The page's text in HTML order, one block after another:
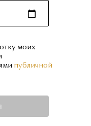
моих
публичной